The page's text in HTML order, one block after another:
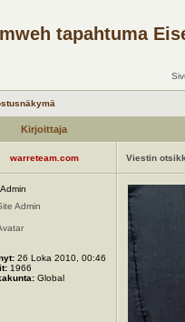
tapahtuma
Kirjoittaja
warreteam.com Viestin
26 Loka 2010, 00:46
1966
Global